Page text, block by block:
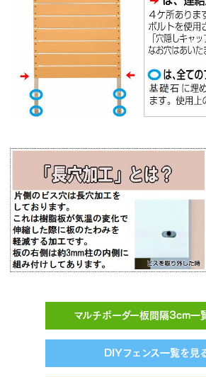
マルチボーダー板間隔3cm一
DIYフェンス一覧を見